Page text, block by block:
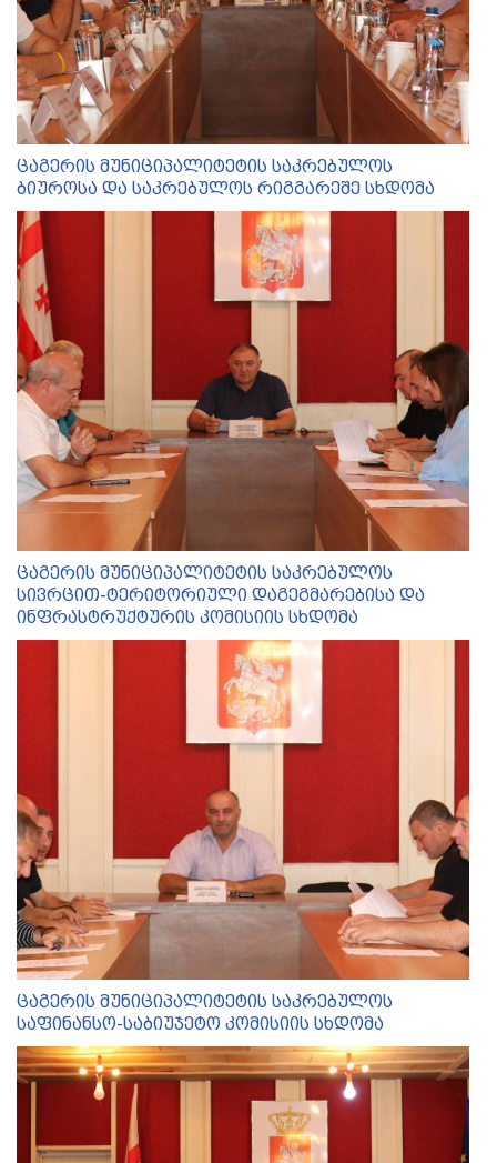
ცაგერის მუნიციპალიტეტის საკრებულოს
ბიუროსა და საკრებულოს რიგგარეშე სხდომა
ცაგერის მუნიციპალიტეტის საკრებულოს
სივრცით-ტერიტორიული დაგეგმარებისა და
ინფრასტრუქტურის კომისიის სხდომა
ცაგერის მუნიციპალიტეტის საკრებულოს
საფინანსო-საბიუჯეტო კომისიის სხდომა